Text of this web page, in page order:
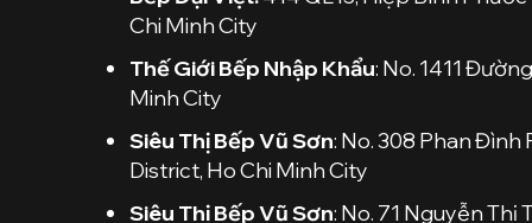
Chi Minh City
Thế Giới Bếp Nhập Khẩu: No. 1411
Minh City
Siêu Thị Bếp Vũ Sơn: No. 308 Phan Đình
District, Ho Chi Minh City
Siêu Thị Bếp Vũ Sơn: No. 71 Nguyễn Thị